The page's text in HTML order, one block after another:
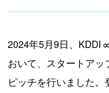
2024年5月9日、KDDI
おいて、スタートア
ピッチを行いました